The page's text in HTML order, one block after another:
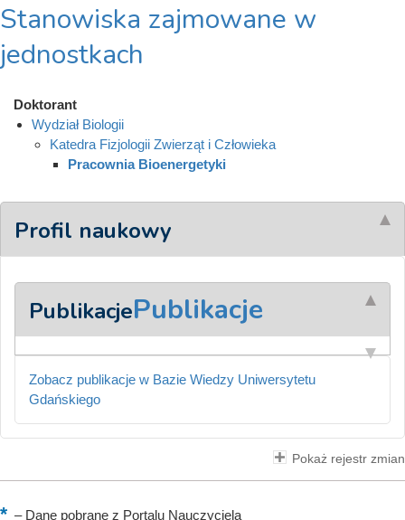
Stanowiska zajmowane w
jednostkach
Doktorant
Wydział Biologii
Katedra Fizjologii Zwierząt i Człowieka
Pracownia Bioenergetyki
Profil naukowy
PublikacjePublikacje
Zobacz publikacje w Bazie Wiedzy Uniwersytetu
Gdańskiego
Pokaż rejestr zmian
–Dane pobrane z Portalu Nauczyciela